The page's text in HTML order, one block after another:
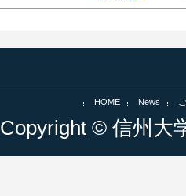
HOME News
Copyright © 信州大